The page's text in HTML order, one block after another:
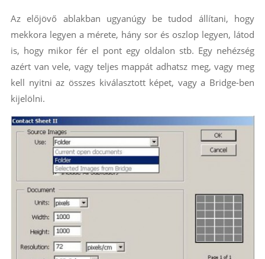
Az előjövő ablakban ugyanúgy be tudod állítani, hogy
mekkora legyen a mérete, hány sor és oszlop legyen, látod
is, hogy mikor fér el pont egy oldalon stb. Egy nehézség
azért van vele, vagy teljes mappát adhatsz meg, vagy meg
kell nyitni az összes kiválasztott képet, vagy a Bridge-ben
kijelölni.